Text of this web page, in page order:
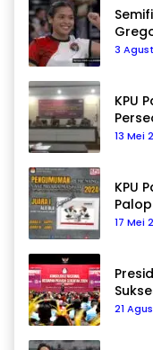
3
KPU
13 Mei
KPU
17 Mei
21